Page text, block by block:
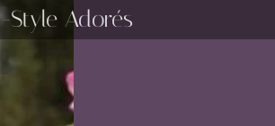
-Style Adorés